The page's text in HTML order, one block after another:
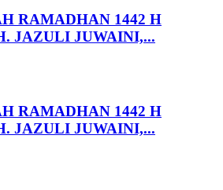
RAMADHAN 1442 H
JAZULI JUWAINI,...
RAMADHAN 1442 H
JAZULI JUWAINI,...